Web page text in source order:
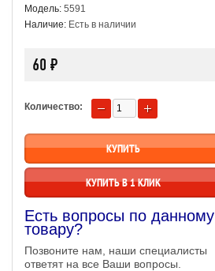
Модель: 5591
Наличие: Есть в наличии
60 ₽
Количество:
КУПИТЬ В 1 КЛИК
Есть вопросы по данному
товару?
Позвоните нам, наши специалисты
ответят на все Ваши вопросы.